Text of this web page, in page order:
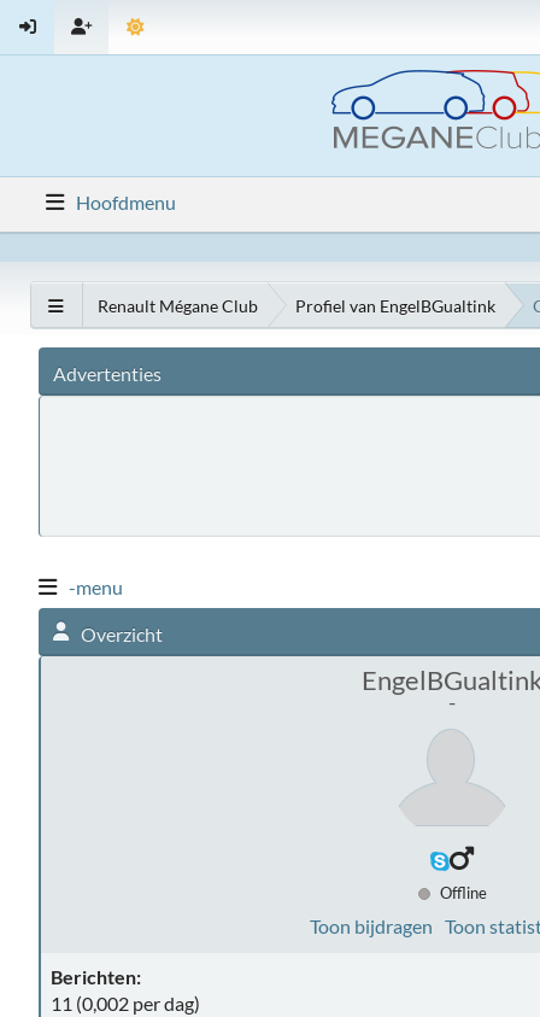
Hoofdmenu
Renault Mégane Club Profiel van EngelBGualtink
Advertenties
-menu
Overzicht
-
Offline
Toon bijdragen Toon
Berichten:
11 (0,002 per dag)